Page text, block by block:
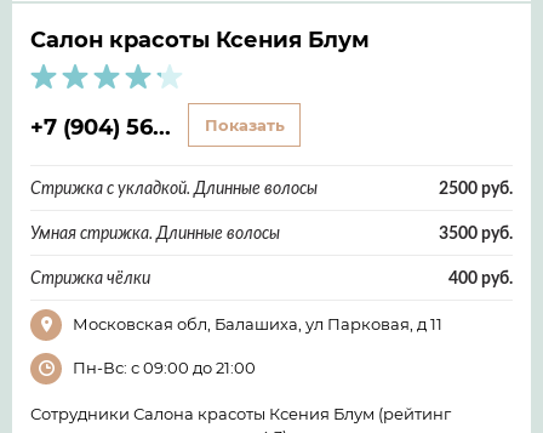
Салон красоты Ксения Блум
+7 (904) 56... Показать
Стрижка с укладкой. Длинные волосы 2500 руб.
Умная стрижка. Длинные волосы 3500 руб.
Стрижка чёлки 400 руб.
Московская обл, Балашиха, ул Парковая, д 11
Пн-Вс: с 09:00 до 21:00
Сотрудники Салона красоты Ксения Блум (рейтинг